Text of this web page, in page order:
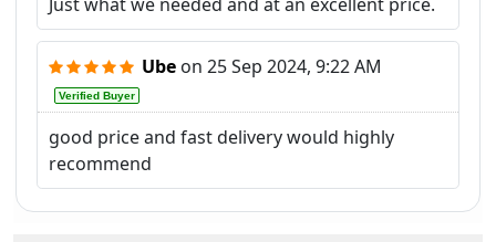
Ube on 25 Sep 2024, 9:22 AM
Verified Buyer
good price and fast delivery would highly
recommend